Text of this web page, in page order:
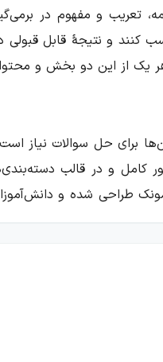
از این دو بخش و
برای حل سوالات نیاز
کامل و در قالب
طراحی شده و
دروس ارائه شده در این
فعل‌های ثلاثی مجرد و